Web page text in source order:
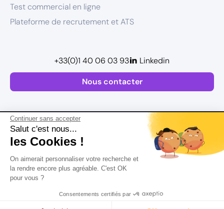
Continuer sans accepter
Salut c'est nous...
les Cookies !
On aimerait personnaliser votre recherche et
la rendre encore plus agréable. C'est OK
pour vous ?
Consentements certifiés par
Test commercial en ligne
Plateforme de recrutement et ATS
Nous contacter
+33(0)1 40 06 03 93 Linkedin
Plan de site
Mentions légales
Conditions Générales d’Utilisation
Version actualisée en
2026